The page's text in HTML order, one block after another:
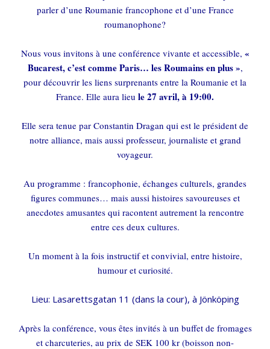
parler d’une Roumanie francophone et d’une France
roumanophone?
Nous vous invitons à une conférence vivante et accessible, «
Bucarest, c’est comme Paris… les Roumains en plus »,
pour découvrir les liens surprenants entre la Roumanie et la
France. Elle aura lieu le 27 avril, à 19:00.
Elle sera tenue par Constantin Dragan qui est le président de
notre alliance, mais aussi professeur, journaliste et grand
voyageur.
Au programme : francophonie, échanges culturels, grandes
figures communes… mais aussi histoires savoureuses et
anecdotes amusantes qui racontent autrement la rencontre
entre ces deux cultures.
Un moment à la fois instructif et convivial, entre histoire,
humour et curiosité.
Lieu: Lasarettsgatan 11 (dans la cour), à Jönköping
Après la conférence, vous êtes invités à un buffet de fromages
et charcuteries, au prix de SEK 100 kr (boisson non-